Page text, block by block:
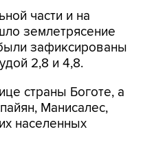
части и на
землетрясение
зафиксированы
2,8 и 4,8.
страны Боготе, а
Манисалес,
населенных